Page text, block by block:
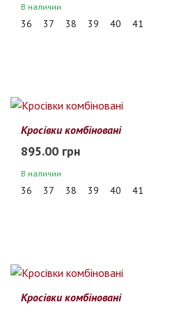
В наличии
36 37 38 39 40 41
Кросівки комбіновані
895.00 грн
В наличии
36 37 38 39 40 41
Кросівки комбіновані